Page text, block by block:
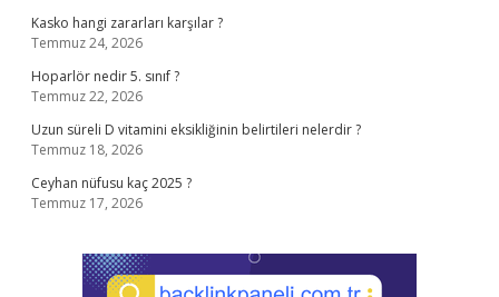
Kasko hangi zararları karşılar ?
Temmuz 24, 2026
Hoparlör nedir 5. sınıf ?
Temmuz 22, 2026
Uzun süreli D vitamini eksikliğinin belirtileri nelerdir ?
Temmuz 18, 2026
Ceyhan nüfusu kaç 2025 ?
Temmuz 17, 2026